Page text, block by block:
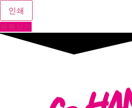
인쇄
목록보기